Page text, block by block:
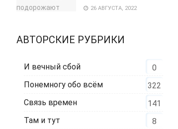
26 АВГУСТА, 2022
АВТОРСКИЕ РУБРИКИ
И вечный сбой
0
Понемногу обо всём
322
Связь времен
141
Там и тут
8